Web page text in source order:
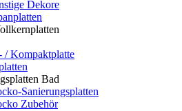
Dekore
/ Kompaktplatte
Bad
Sanierungsplatten
Zubehör